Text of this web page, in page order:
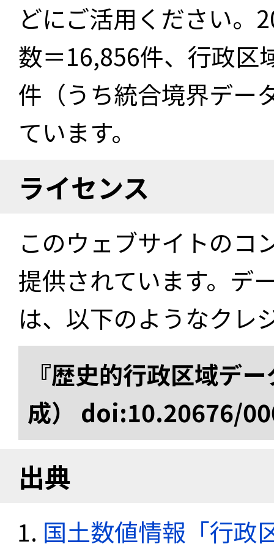
どにご活用ください。
数＝16,856件、行政区
件（うち統合境界デー
ています。
ライセンス
このウェブサイトのコ
提供されています。デ
は、以下のようなクレ
『歴史的行政区域デ
成） doi:10.20676/
出典
国土数値情報「行政